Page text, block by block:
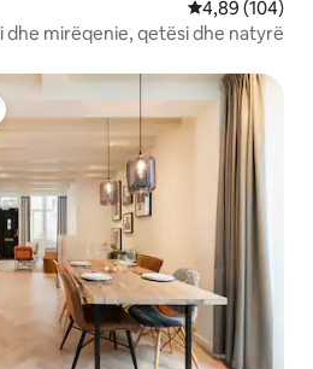
Vlerësimi
4,89 (104)
dhe mirëqenie, qetësi dhe natyrë
të klientëve